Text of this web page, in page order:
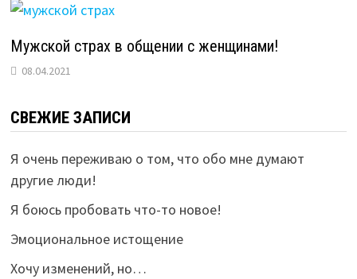
Мужской страх в общении с женщинами!
08.04.2021
СВЕЖИЕ ЗАПИСИ
Я очень переживаю о том, что обо мне думают
другие люди!
Я боюсь пробовать что-то новое!
Эмоциональное истощение
Хочу изменений, но…